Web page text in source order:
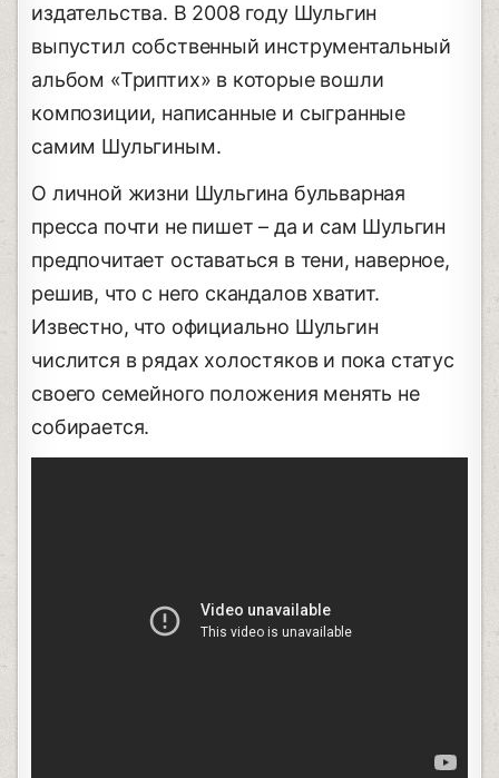
издательства. В 2008 году Шульгин
выпустил собственный инструментальный
альбом «Триптих» в которые вошли
композиции, написанные и сыгранные
самим Шульгиным.
О личной жизни Шульгина бульварная
пресса почти не пишет – да и сам Шульгин
предпочитает оставаться в тени, наверное,
решив, что с него скандалов хватит.
Известно, что официально Шульгин
числится в рядах холостяков и пока статус
своего семейного положения менять не
собирается.